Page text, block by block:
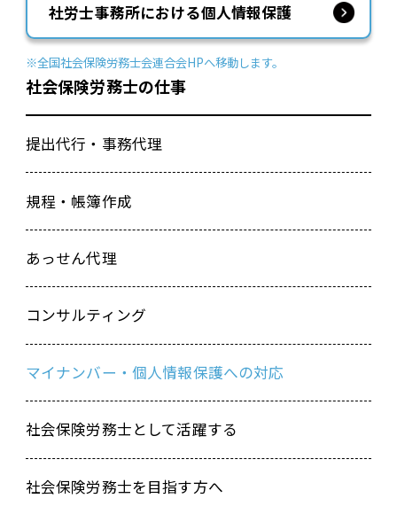
社会保険労務士の仕事
提出代行・事務代理
規程・帳簿作成
あっせん代理
コンサルティング
マイナンバー・個人情報保護への対応
社会保険労務士として活躍する
社会保険労務士を目指す方へ
社労士事務所における個人情報保護
※全国社会保険労務士会連合会HPへ移動します。